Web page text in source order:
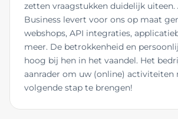
zetten vraagstukken duidelijk uiteen.
Business levert voor ons op maat
webshops, API integraties,
meer. De betrokkenheid en
hoog bij hen in het vaandel. Het
aanrader om uw (online) activiteiten
volgende stap te brengen!